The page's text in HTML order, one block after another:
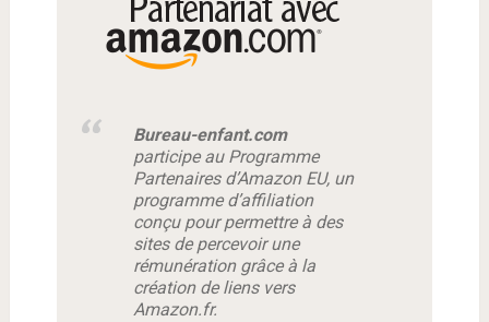
Bureau-enfant.com
participe au Programme
Partenaires d’Amazon EU, un
programme d’affiliation
conçu pour permettre à des
sites de percevoir une
rémunération grâce à la
création de liens vers
Amazon.fr.